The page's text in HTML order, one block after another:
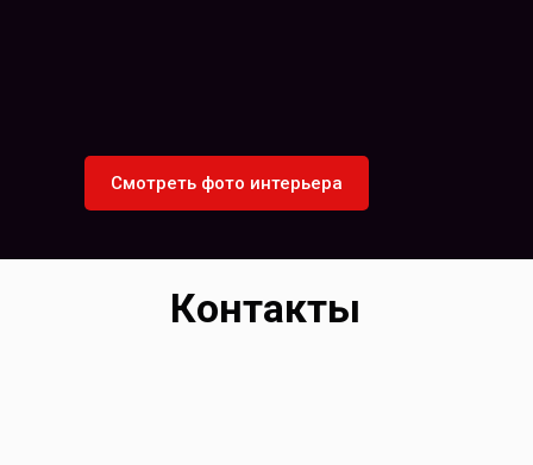
Смотреть фото интерьера
Контакты